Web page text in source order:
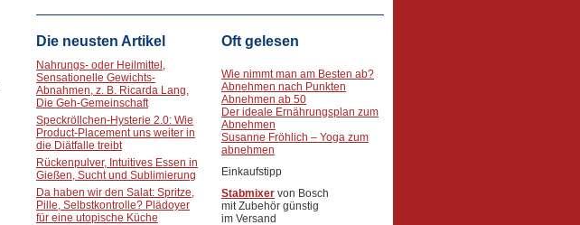
Die neusten Artikel
Nahrungs- oder Heilmittel,
Sensationelle Gewichts-
Abnahmen, z. B. Ricarda Lang,
Die Geh-Gemeinschaft
Speckröllchen-Hysterie 2.0: Wie
Product-Placement uns weiter in
die Diätfalle treibt
Rückenpulver, Intuitives Essen in
Gießen, Sucht und Sublimierung
Da haben wir den Salat: Spritze,
Pille, Selbstkontrolle? Plädoyer
für eine utopische Küche
Oft gelesen
Wie nimmt man am Besten ab?
Abnehmen nach Punkten
Abnehmen ab 50
Der ideale Ernährungsplan zum
Abnehmen
Susanne Fröhlich – Yoga zum
abnehmen
Einkaufstipp
Stabmixer von Bosch
mit Zubehör günstig
im Versand